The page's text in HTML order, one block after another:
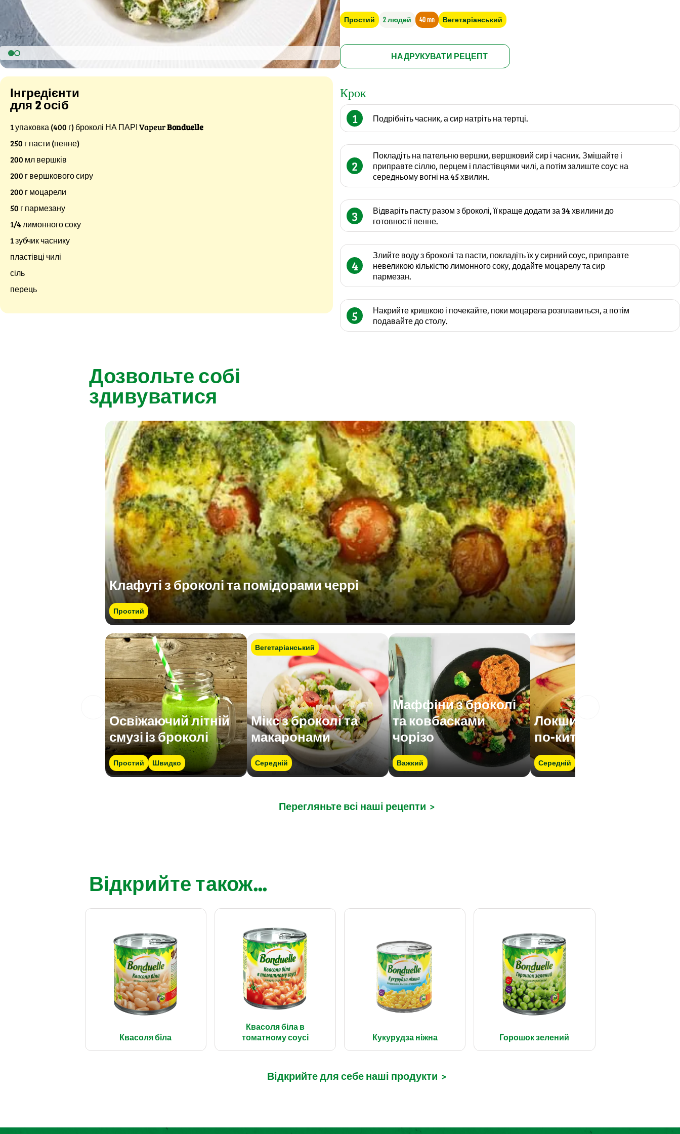
Простий 2 людей 40 mn Вегетаріанський
НАДРУКУВАТИ РЕЦЕПТ
Інгредієнти
для 2 осіб
1 упаковка (400 г) броколі НА ПАРІ VapeurBonduelle
250 г пасти (пенне)
200 мл вершків
200 г вершкового сиру
200 г моцарели
50 г пармезану
1/4 лимонного соку
1 зубчик часнику
пластівці чилі
сіль
перець
Крок
1 Подрібніть часник, а сир натріть на тертці.
2
Покладіть на пательню вершки, вершковий сир і часник. Змішайте і
приправте сіллю, перцем і пластівцями чилі, а потім залиште соус на
середньому вогні на 45 хвилин.
3
Відваріть пасту разом з броколі, її краще додати за 34 хвилини до
готовності пенне.
4
Злийте воду з броколі та пасти, покладіть їх у сирний соус, приправте
невеликою кількістю лимонного соку, додайте моцарелу та сир
пармезан.
5
Накрийте кришкою і почекайте, поки моцарела розплавиться, а потім
подавайте до столу.
Дозвольте собі
здивуватися
Клафуті з броколі та помідорами черрі
Простий
Освіжаючий літній
смузі iз броколі
Простий Швидко
Вегетаріанський
Мікс з броколі та
макаронами
Середній
Маффіни з броколі
та ковбасками
чорізо
Важкий
Локшина з броколі
по-китайськи
Середній
Перегляньте всі наші рецепти >
Відкрийте також...
Квасоля біла
Квасоля біла в
томатному соусі
Кукурудза ніжна Горошок зелений
Відкрийте для себе наші продукти >